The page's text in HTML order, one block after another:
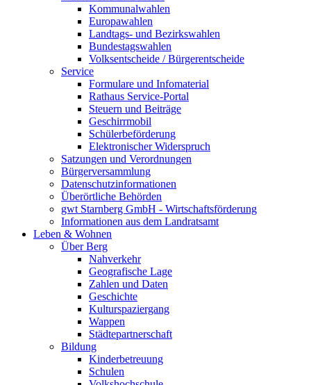
Kommunalwahlen
Europawahlen
Landtags- und Bezirkswahlen
Bundestagswahlen
Volksentscheide / Bürgerentscheide
Service
Formulare und Infomaterial
Rathaus Service-Portal
Steuern und Beiträge
Geschirrmobil
Schülerbeförderung
Elektronischer Widerspruch
Satzungen und Verordnungen
Bürgerversammlung
Datenschutzinformationen
Überörtliche Behörden
gwt Starnberg GmbH - Wirtschaftsförderung
Informationen aus dem Landratsamt
Leben & Wohnen
Über Berg
Nahverkehr
Geografische Lage
Zahlen und Daten
Geschichte
Kulturspaziergang
Wappen
Städtepartnerschaft
Bildung
Kinderbetreuung
Schulen